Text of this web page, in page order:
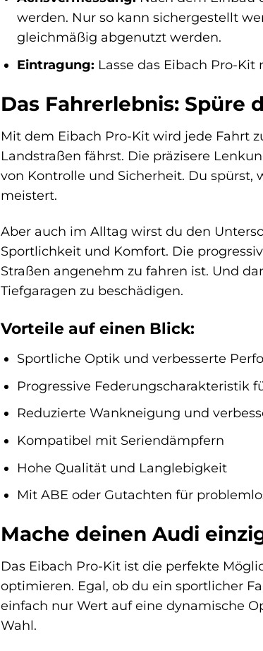
werden. Nur so kann sichergestellt
gleichmäßig abgenutzt werden.
Eintragung: Lasse das Eibach Pro-
Das Fahrerlebnis: Spüre
Mit dem Eibach Pro-Kit wird jede Fahrt
Landstraßen fährst. Die präzisere
von Kontrolle und Sicherheit. Du spürst,
meistert.
Aber auch im Alltag wirst du den
Sportlichkeit und Komfort. Die
Straßen angenehm zu fahren ist. Und
Tiefgaragen zu beschädigen.
Vorteile auf einen Blick:
Sportliche Optik und verbesserte
Progressive Federungscharakteristik
Reduzierte Wankneigung und
Kompatibel mit Seriendämpfern
Hohe Qualität und Langlebigkeit
Mit ABE oder Gutachten für
Mache deinen Audi
Das Eibach Pro-Kit ist die perfekte
optimieren. Egal, ob du ein sportlicher
einfach nur Wert auf eine dynamische
Wahl.